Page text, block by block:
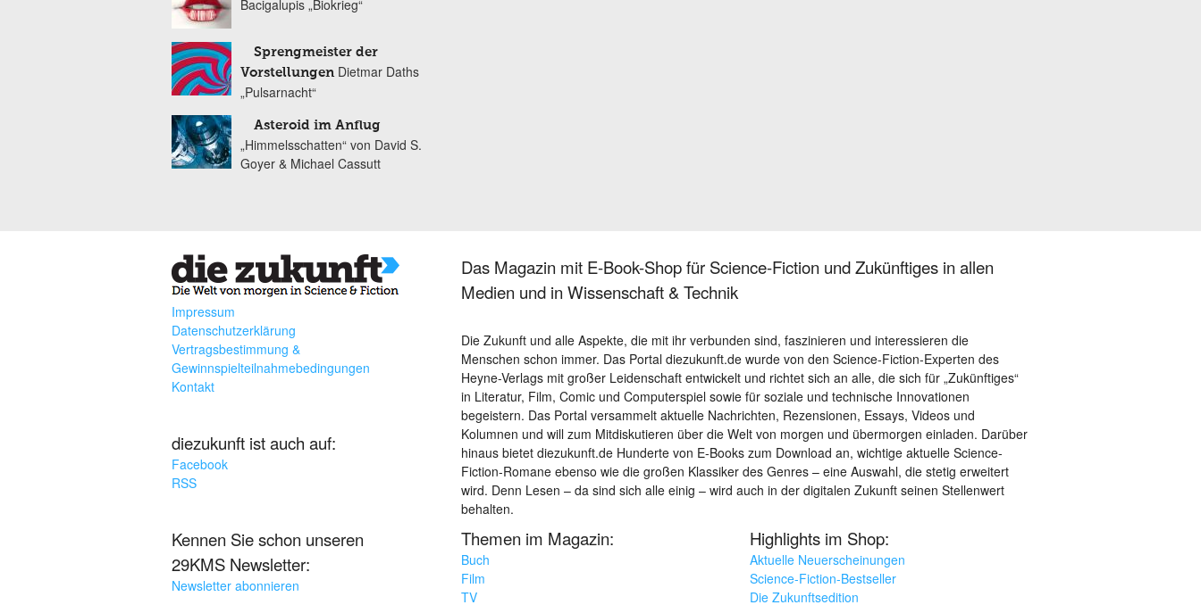
Bacigalupis „Biokrieg“
Sprengmeister der
Vorstellungen Dietmar Daths
„Pulsarnacht“
Asteroid im Anflug
„Himmelsschatten“ von David S.
Goyer & Michael Cassutt
Impressum
Datenschutzerklärung
Vertragsbestimmung &
Gewinnspielteilnahmebedingungen
Kontakt
diezukunft ist auch auf:
Facebook
RSS
Kennen Sie schon unseren
29KMS Newsletter:
Newsletter abonnieren
Das Magazin mit E-Book-Shop für Science-Fiction und Zukünftiges in allen
Medien und in Wissenschaft & Technik
Die Zukunft und alle Aspekte, die mit ihr verbunden sind, faszinieren und interessieren die
Menschen schon immer. Das Portal diezukunft.de wurde von den Science-Fiction-Experten des
Heyne-Verlags mit großer Leidenschaft entwickelt und richtet sich an alle, die sich für „Zukünftiges“
in Literatur, Film, Comic und Computerspiel sowie für soziale und technische Innovationen
begeistern. Das Portal versammelt aktuelle Nachrichten, Rezensionen, Essays, Videos und
Kolumnen und will zum Mitdiskutieren über die Welt von morgen und übermorgen einladen. Darüber
hinaus bietet diezukunft.de Hunderte von E-Books zum Download an, wichtige aktuelle Science-
Fiction-Romane ebenso wie die großen Klassiker des Genres – eine Auswahl, die stetig erweitert
wird. Denn Lesen – da sind sich alle einig – wird auch in der digitalen Zukunft seinen Stellenwert
behalten.
Themen im Magazin:
Buch
Film
TV
Highlights im Shop:
Aktuelle Neuerscheinungen
Science-Fiction-Bestseller
Die Zukunftsedition